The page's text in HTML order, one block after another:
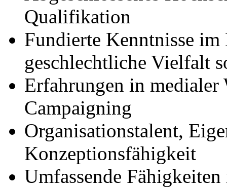
Qualifikation
Fundierte Kenntnisse im
geschlechtliche Vielfalt
Erfahrungen in
Campaigning
Organisationstalent,
Konzeptionsfähigkeit
Umfassende